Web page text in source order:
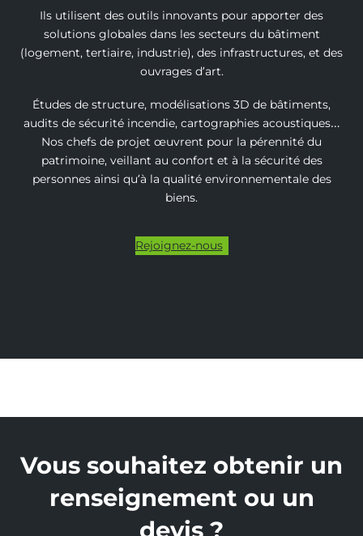
Ils utilisent des outils innovants pour apporter des
solutions globales dans les secteurs du bâtiment
(logement, tertiaire, industrie), des infrastructures, et des
ouvrages d’art.
Études de structure, modélisations 3D de bâtiments,
audits de sécurité incendie, cartographies acoustiques…
Nos chefs de projet œuvrent pour la pérennité du
patrimoine, veillant au confort et à la sécurité des
personnes ainsi qu’à la qualité environnementale des
biens.
Rejoignez-nous
Vous souhaitez obtenir un
renseignement ou un
devis ?